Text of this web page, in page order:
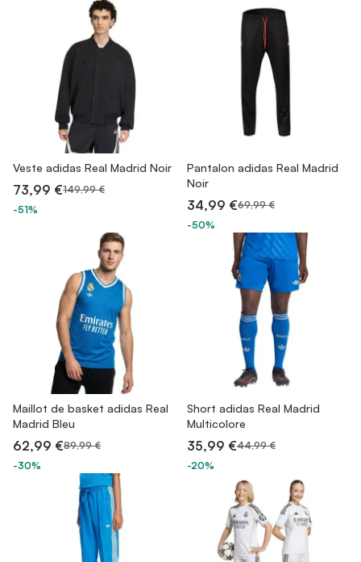
Veste adidas Real Madrid Noir
73,99 €149,99 €
-51%
Pantalon adidas Real Madrid
Noir
34,99 €69,99 €
-50%
Maillot de basket adidas Real
Madrid Bleu
62,99 €89,99 €
-30%
Short adidas Real Madrid
Multicolore
35,99 €44,99 €
-20%